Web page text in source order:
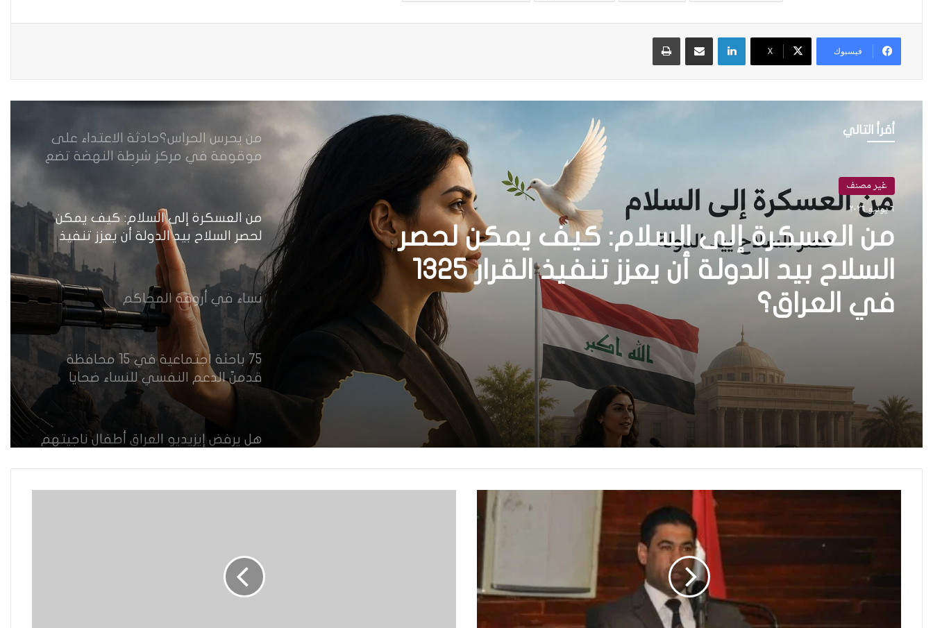
فيسبوك X
لينكدإن
أقرأ التالي
غير مصنف
٦ يونيو ٢٠٢٦
من العسكرة إلى السلام: كيف يمكن لحصر
السلاح بيد الدولة أن يعزز تنفيذ القرار 1325
في العراق؟
وخصوصية
من يحرس الحراس؟حادثة الاعتداء على
موقوفة في مركز شرطة النهضة تضع
من العسكرة إلى السلام: كيف يمكن
لحصر السلاح بيد الدولة أن يعزز تنفيذ
نساء في أروقة المحاكم
75 باحثة اجتماعية في 15 محافظة
قدمنّ الدعم النفسي للنساء ضحايا
العنف في العراق
هل يرفض إيزيديو العراق أطفال ناجيتهم
“كون آي” لماذا تركت وظيفتها
الحكومية وفتحت مطعم ؟